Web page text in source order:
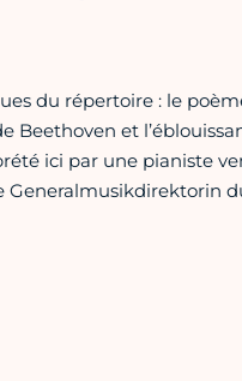
du répertoire : le
Beethoven et
ici par une pianiste
Generalmusikdirektorin